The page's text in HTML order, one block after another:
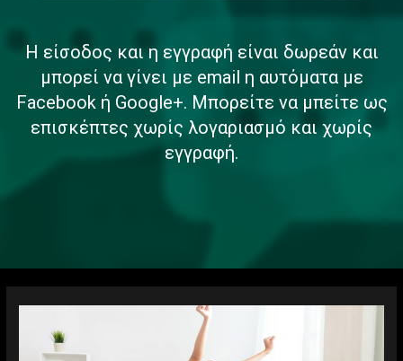
Η είσοδος και η εγγραφή είναι δωρεάν και
μπορεί να γίνει με email η αυτόματα με
Facebook ή Google+. Μπορείτε να μπείτε ως
επισκέπτες χωρίς λογαριασμό και χωρίς
εγγραφή.